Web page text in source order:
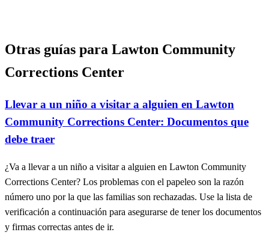
Otras guías para Lawton Community
Corrections Center
Llevar a un niño a visitar a alguien en Lawton
Community Corrections Center: Documentos que
debe traer
¿Va a llevar a un niño a visitar a alguien en Lawton Community
Corrections Center? Los problemas con el papeleo son la razón
número uno por la que las familias son rechazadas. Use la lista de
verificación a continuación para asegurarse de tener los documentos
y firmas correctas antes de ir.